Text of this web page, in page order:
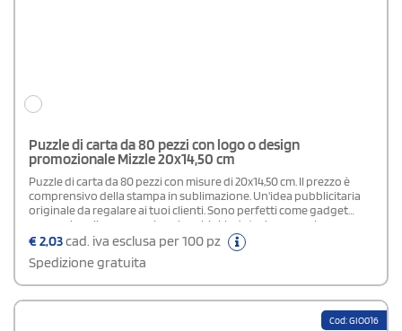
Puzzle di carta da 80 pezzi con logo o design
promozionale Mizzle 20x14,50 cm
Puzzle di carta da 80 pezzi con misure di 20x14,50 cm. Il prezzo è
comprensivo della stampa in sublimazione. Un'idea pubblicitaria
originale da regalare ai tuoi clienti. Sono perfetti come gadget
promozionali per negozi per bambini, ludoteche o scuole prma
infanzia.
€2,03cad. iva esclusa per 100 pz
Spedizione gratuita
Cod: GIO016